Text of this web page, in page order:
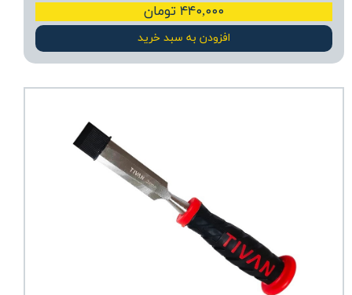
۴۴۰,۰۰۰ تومان
افزودن به سبد خرید